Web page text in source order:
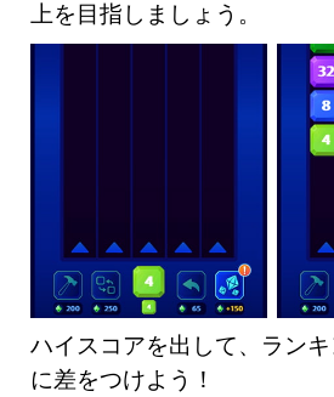
上を目指しましょう。
ハイスコアを出して、ラン
に差をつけよう！